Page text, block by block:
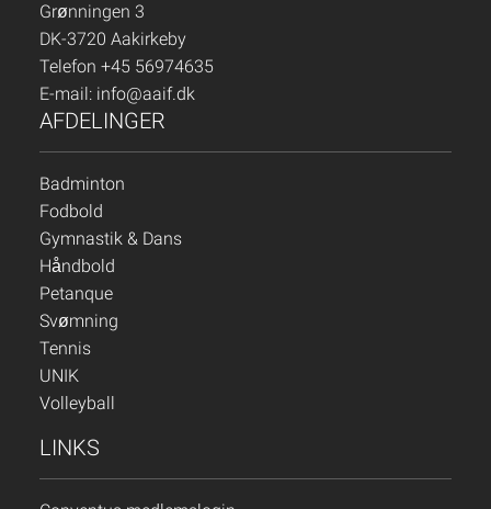
Grønningen 3
DK-3720 Aakirkeby
Telefon +45 56974635
E-mail: info@aaif.dk
AFDELINGER
Badminton
Fodbold
Gymnastik & Dans
Håndbold
Petanque
Svømning
Tennis
UNIK
Volleyball
LINKS